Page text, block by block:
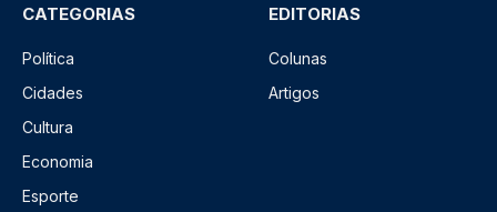
CATEGORIAS
Política
Cidades
Cultura
Economia
Esporte
EDITORIAS
Colunas
Artigos